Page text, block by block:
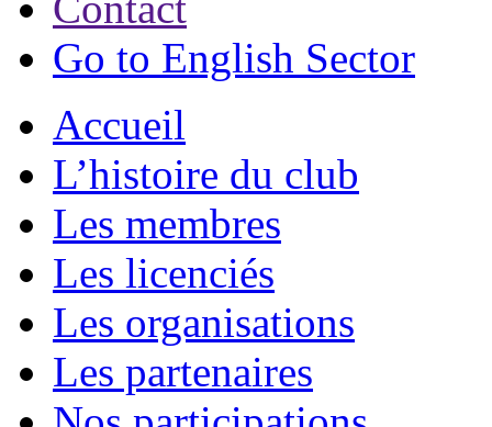
Go to English Sector
Accueil
L’histoire du club
Les membres
Les licenciés
Les organisations
Les partenaires